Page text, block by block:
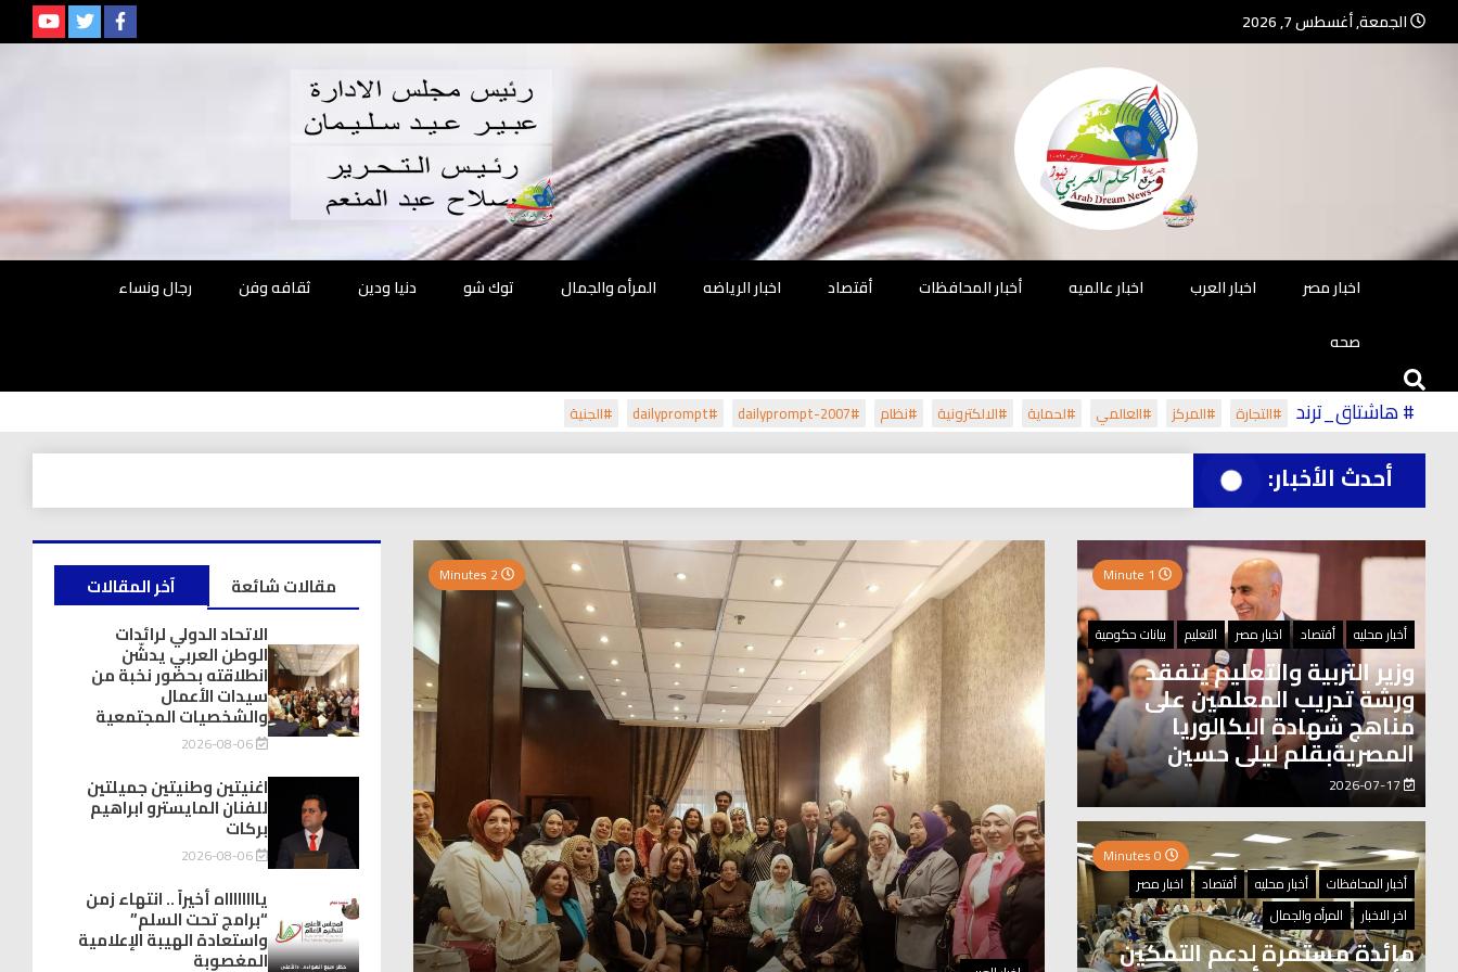
الجمعة, أغسطس 7, 2026
جريدة الحلم
العربي نيوز
جريدة مستقلة – صحافة تضيئ لك الواقع
اخبار مصر
اخبار العرب اخبار عالميه أخبار المحافظات أقتصاد اخبار الرياضه المرأه والجمال توك شو دنيا ودين ثقافه وفن
رجال ونساء
صحه
# هاشتاق_ترند #التجارة #المركز #العالمي #لحماية #الالكترونية #نظام #dailyprompt-2007
#dailyprompt #الجنية
أحدث الأخبار:
أخبار محليه أقتصاد اخبار مصر التعليم بيانات حكومية
وزير التربية والتعليم يتفقد
ورشة تدريب المعلمين على
مناهج شهادة البكالوريا
المصريةبقلم ليلى حسين
2026-07-17
أخبار المحافظات
أخبار محليه أقتصاد
اخبار مصر
اخر الاخبار
المرأه والجمال
مائدة مستمرة لدعم التمكين
0 Minutes آخر المقالات
مقالات شائعة
الاتحاد الدولي لرائدات
الوطن العربي يدشّن
انطلاقته بحضور نخبة من
سيدات الأعمال
والشخصيات المجتمعية
2026-08-06
اغنيتين وطنيتين جميلتين
للفنان المايسترو ابراهيم
بركات
2026-08-06
يااااااااه أخيراً .. انتهاء زمن
“برامج تحت السلم”
واستعادة الهيبة الإعلامية
المغصوبة